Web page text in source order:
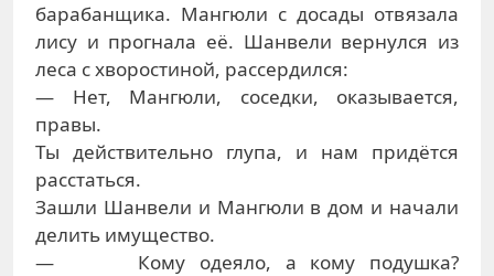
барабанщика. Мангюли с досады отвязала
лису и прогнала её. Шанвели вернулся из
леса с хворостиной, рассердился:
— Нет, Мангюли, соседки, оказывается,
правы.
Ты действительно глупа, и нам придётся
расстаться.
Зашли Шанвели и Мангюли в дом и начали
делить имущество.
— Кому одеяло, а кому подушка?